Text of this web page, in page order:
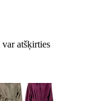
atšķirties